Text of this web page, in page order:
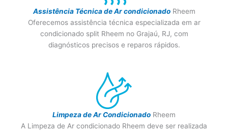
Assistência Técnica de Ar condicionadoRheem
Oferecemos assistência técnica especializada em ar
condicionado split Rheem no Grajaú, RJ, com
diagnósticos precisos e reparos rápidos.
Limpeza de Ar Condicionado Rheem
A Limpeza de Ar condicionado Rheem deve ser realizada